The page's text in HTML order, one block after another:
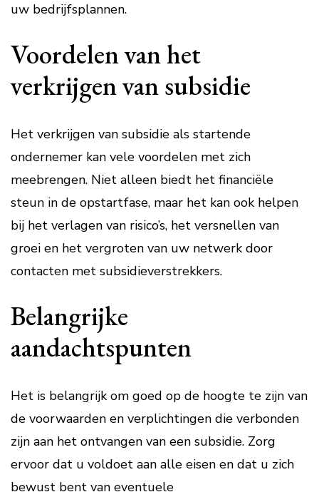
uw bedrijfsplannen.
Voordelen van het
verkrijgen van subsidie
Het verkrijgen van subsidie als startende
ondernemer kan vele voordelen met zich
meebrengen. Niet alleen biedt het financiële
steun in de opstartfase, maar het kan ook helpen
bij het verlagen van risico’s, het versnellen van
groei en het vergroten van uw netwerk door
contacten met subsidieverstrekkers.
Belangrijke
aandachtspunten
Het is belangrijk om goed op de hoogte te zijn van
de voorwaarden en verplichtingen die verbonden
zijn aan het ontvangen van een subsidie. Zorg
ervoor dat u voldoet aan alle eisen en dat u zich
bewust bent van eventuele